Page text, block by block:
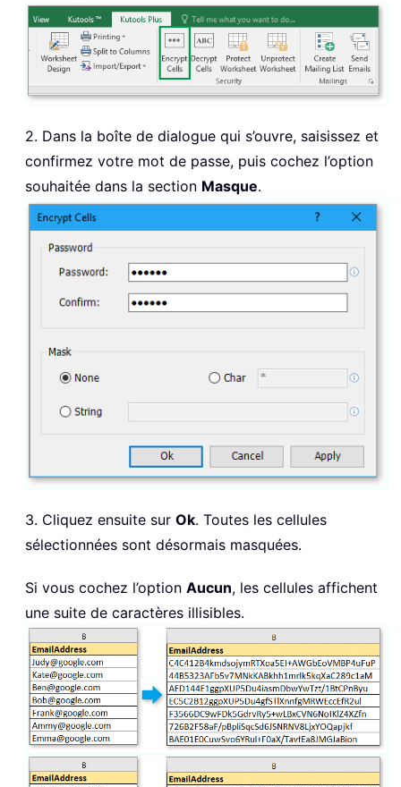
2. Dans la boîte de dialogue qui s’ouvre, saisissez et
confirmez votre mot de passe, puis cochez l’option
souhaitée dans la section Masque.
3. Cliquez ensuite sur Ok. Toutes les cellules
sélectionnées sont désormais masquées.
Si vous cochez l’option Aucun, les cellules affichent
une suite de caractères illisibles.